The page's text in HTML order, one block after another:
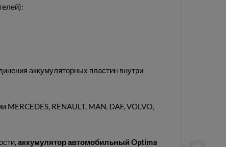
аккумуляторных пластин внутри
RENAULT, MAN, DAF, VOLVO,
аккумулятор автомобильный Optima